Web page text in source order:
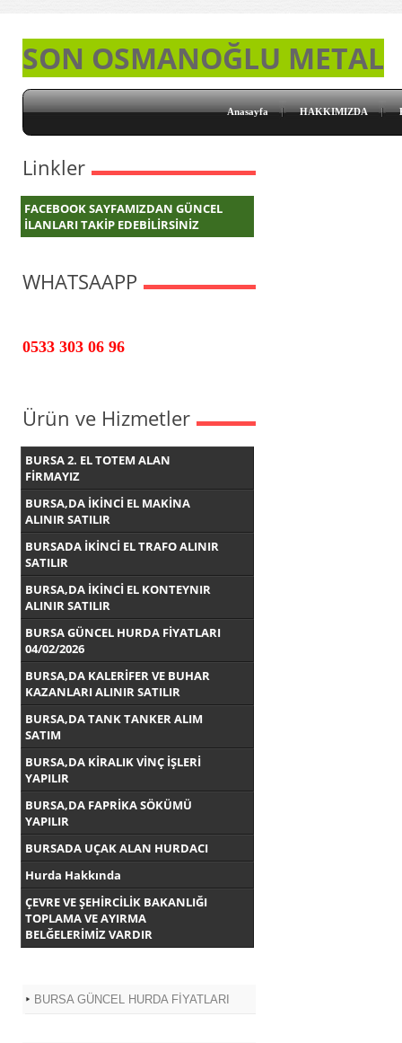
SON OSMANOĞLU METAL
Anasayfa HAKKIMIZDA
Linkler
FACEBOOK SAYFAMIZDAN GÜNCEL
İLANLARI TAKİP EDEBİLİRSİNİZ
WHATSAAPP
0533 303 06 96
Ürün ve Hizmetler
BURSA 2. EL TOTEM ALAN
FİRMAYIZ
BURSA,DA İKİNCİ EL MAKİNA
ALINIR SATILIR
BURSADA İKİNCİ EL TRAFO ALINIR
SATILIR
BURSA,DA İKİNCİ EL KONTEYNIR
ALINIR SATILIR
BURSA GÜNCEL HURDA FİYATLARI
04/02/2026
BURSA,DA KALERİFER VE BUHAR
KAZANLARI ALINIR SATILIR
BURSA,DA TANK TANKER ALIM
SATIM
BURSA,DA KİRALIK VİNÇ İŞLERİ
YAPILIR
BURSA,DA FAPRİKA SÖKÜMÜ
YAPILIR
BURSADA UÇAK ALAN HURDACI
Hurda Hakkında
ÇEVRE VE ŞEHİRCİLİK BAKANLIĞI
TOPLAMA VE AYIRMA
BELĞELERİMİZ VARDIR
BURSA GÜNCEL HURDA FİYATLARI